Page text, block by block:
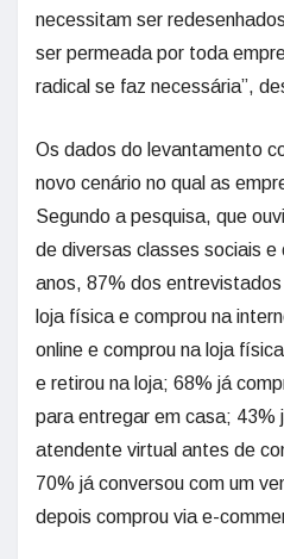
necessitam ser
ser permeada por toda
radical se faz necessária”,
Os dados do levantamento
novo cenário no qual as
Segundo a pesquisa, que
de diversas classes sociais e
anos, 87% dos
loja física e comprou na
online e comprou na loja
e retirou na loja; 68% já
para entregar em casa; 43%
atendente virtual antes de
70% já conversou com um
depois comprou via e-